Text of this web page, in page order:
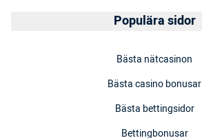
Populära sidor
Bästa nätcasinon
Bästa casino bonusar
Bästa bettingsidor
Bettingbonusar